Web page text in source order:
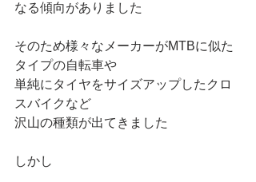
なる傾向がありました
そのため様々なメーカーがMTBに似た
タイプの自転車や
単純にタイヤをサイズアップしたクロ
スバイクなど
沢山の種類が出てきました
しかし